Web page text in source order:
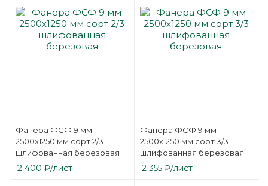
Фанера ФСФ 9 мм
2500х1250 мм сорт 2/3
шлифованная березовая
2 400 ₽/лист
Фанера ФСФ 9 мм
2500х1250 мм сорт 3/3
шлифованная березовая
2 355₽/лист